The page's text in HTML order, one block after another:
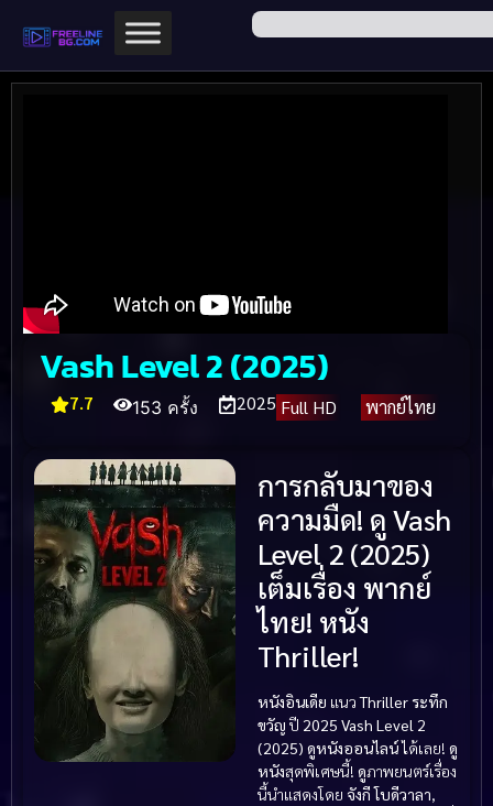
Vash Level 2 (2025)
7.7 153 ครั้ง 2025 Full HD พากย์ไทย
การกลับมาของ
ความมืด! ดู Vash
Level 2 (2025)
เต็มเรื่อง พากย์
ไทย! หนัง
Thriller!
หนังอินเดีย แนวThriller ระทึก
ขวัญ ปี 2025 Vash Level 2
(2025) ดูหนังออนไลน์ได้เลย! ดู
หนังสุดพิเศษนี้! ดูภาพยนตร์เรื่อง
นี้นำแสดงโดย จังกี โบดีวาลา,